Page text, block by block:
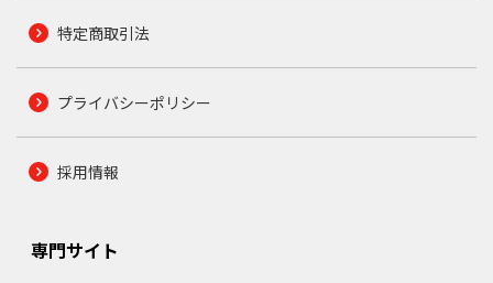
特定商取引法
プライバシーポリシー
採用情報
専門サイト